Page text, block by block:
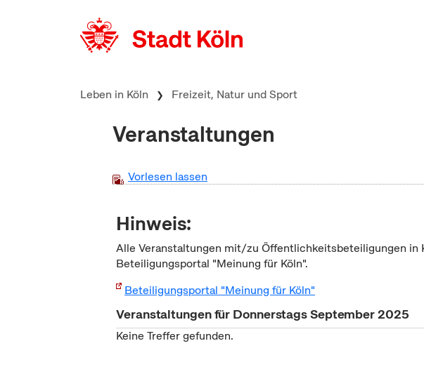
Leben in Köln Freizeit, Natur und Sport
Veranstaltungen
Vorlesen lassen
Hinweis:
Alle Veranstaltungen mit/zu Öffentlichkeitsbeteiligungen in
Beteiligungsportal "Meinung für Köln".
Beteiligungsportal "Meinung für Köln"
Veranstaltungen für Donnerstags September 2025
Keine Treffer gefunden.